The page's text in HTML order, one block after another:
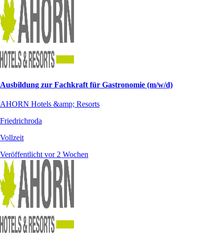
Ausbildung zur Fachkraft für Gastronomie (m/w/d)
AHORN Hotels &amp; Resorts
Friedrichroda
Vollzeit
Veröffentlicht vor 2 Wochen